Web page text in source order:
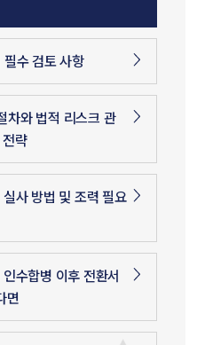
수 검토 사항
차와 법적 리스크 관
략
사 방법 및 조력 필요
수합병 이후 전환서
면